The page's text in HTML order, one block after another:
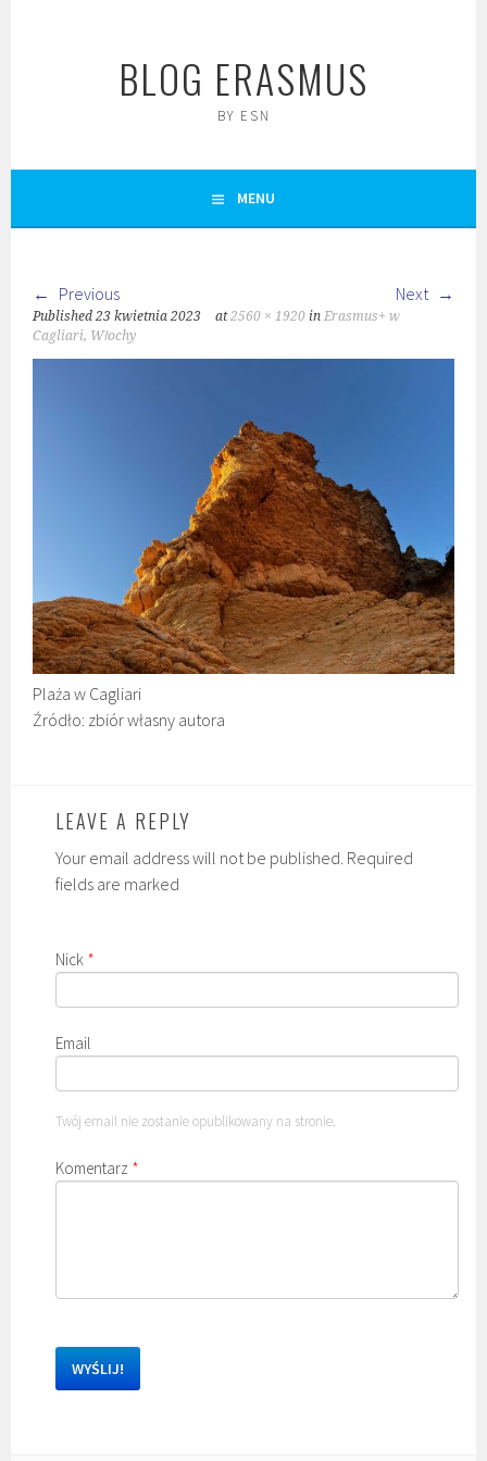
BLOG ERASMUS
BY ESN
MENU
Previous Next
Published23 kwietnia 2023 at2560 × 1920 inErasmus+ w
Cagliari, Włochy
Plaża w Cagliari
Źródło: zbiór własny autora
LEAVE A REPLY
Your email address will not be published. Required
fields are marked
Nick *
Email
Twój email nie zostanie opublikowany na stronie.
Komentarz *